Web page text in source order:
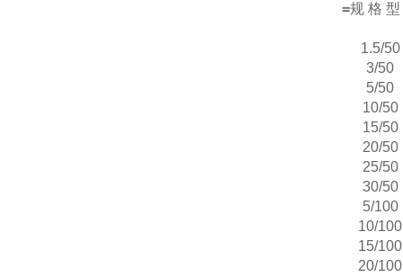
=规 格 型
1.5/50
3/50
5/50
10/50
15/50
20/50
25/50
30/50
5/100
10/100
15/100
20/100